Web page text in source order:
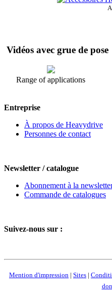
Vidéos avec grue de pose
Range of applications
Entreprise
À propos de Heavydrive
Personnes de contact
Newsletter / catalogue
Abonnement à la
Commande de catalogues
Suivez-nous sur :
Mention d'impression | Sites |